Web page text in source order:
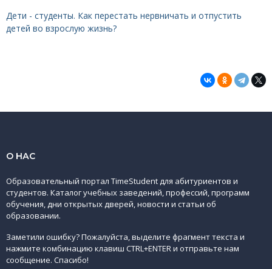
Дети - студенты. Как перестать нервничать и отпустить
детей во взрослую жизнь?
О НАС
Образовательный портал TimeStudent для абитуриентов и
студентов. Каталог учебных заведений, профессий, программ
обучения, дни открытых дверей, новости и статьи об
образовании.
Заметили ошибку? Пожалуйста, выделите фрагмент текста и
нажмите комбинацию клавиш CTRL+ENTER и отправьте нам
сообщение. Спасибо!